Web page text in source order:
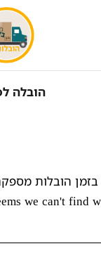
הובלה
הובלות
we can't find